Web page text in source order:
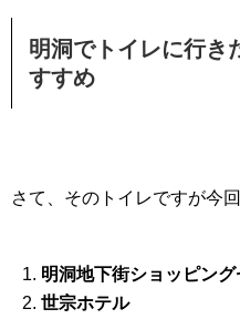
明洞でトイレに行き
すすめ
さて、そのトイレですが今
明洞地下街ショッピン
世宗ホテル